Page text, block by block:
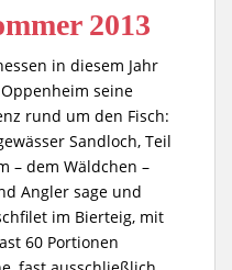
2013
in diesem Jahr
seine
rund um den Fisch:
Sandloch, Teil
– dem Wäldchen –
Angler sage und
im Bierteig, mit
60 Portionen